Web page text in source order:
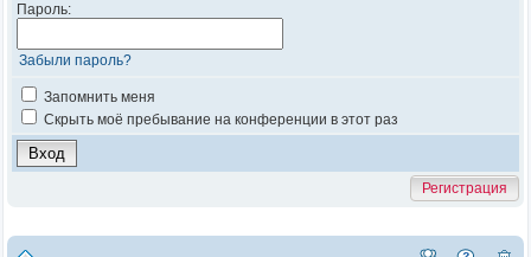
Пароль:
Забыли пароль?
Запомнить меня
Скрыть моё пребывание на конференции в этот раз
Регистрация